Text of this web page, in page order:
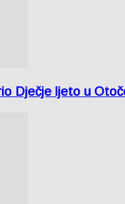
Dječje ljeto u